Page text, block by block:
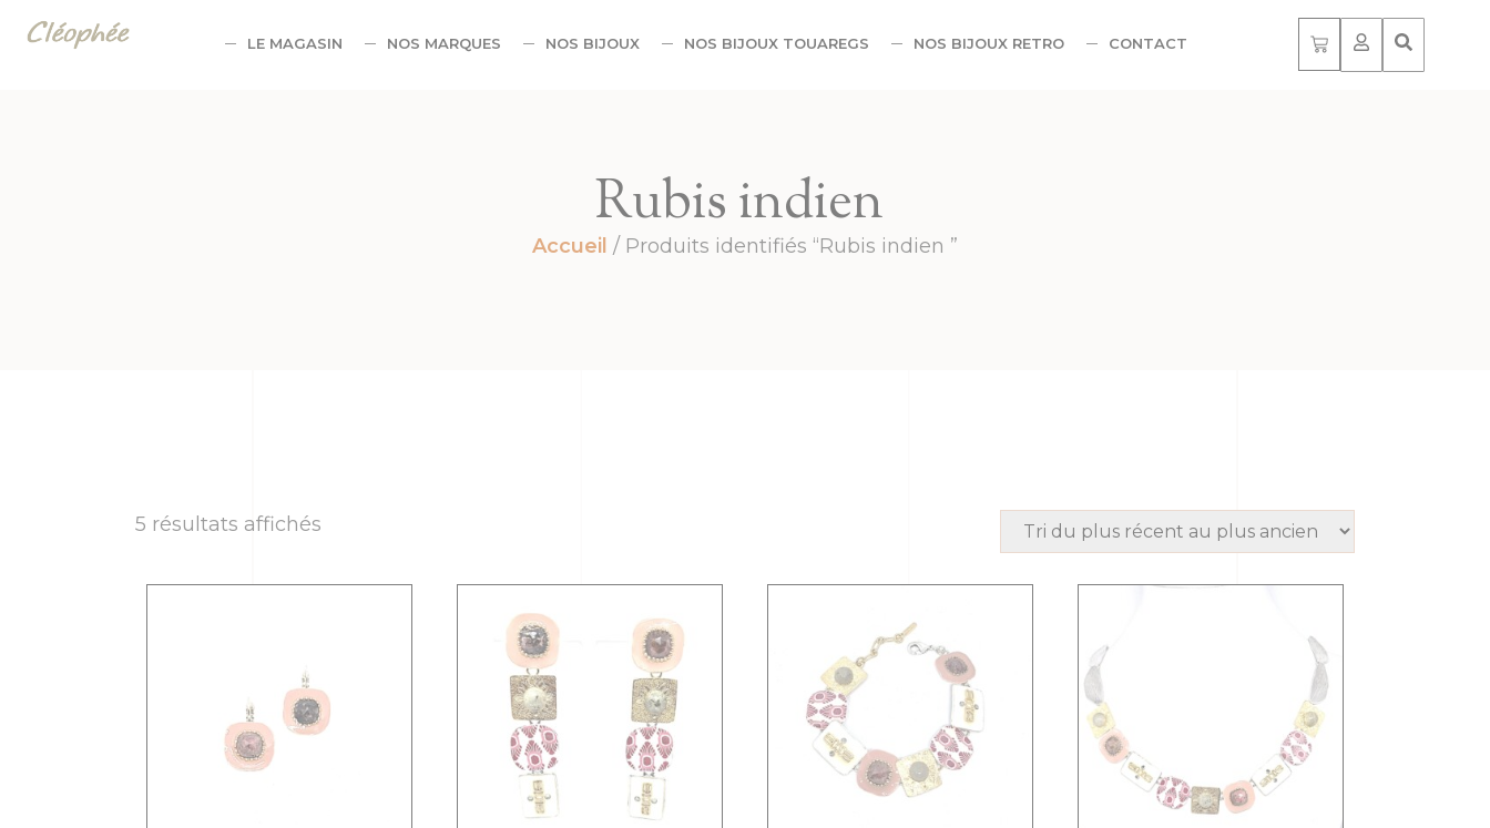
LE MAGASIN NOS MARQUES NOS BIJOUX NOS BIJOUX TOUAREGS NOS BIJOUX RETRO CONTACT
Rubis indien
Accueil / Produits identifiés “Rubis indien ”
5 résultats affichés